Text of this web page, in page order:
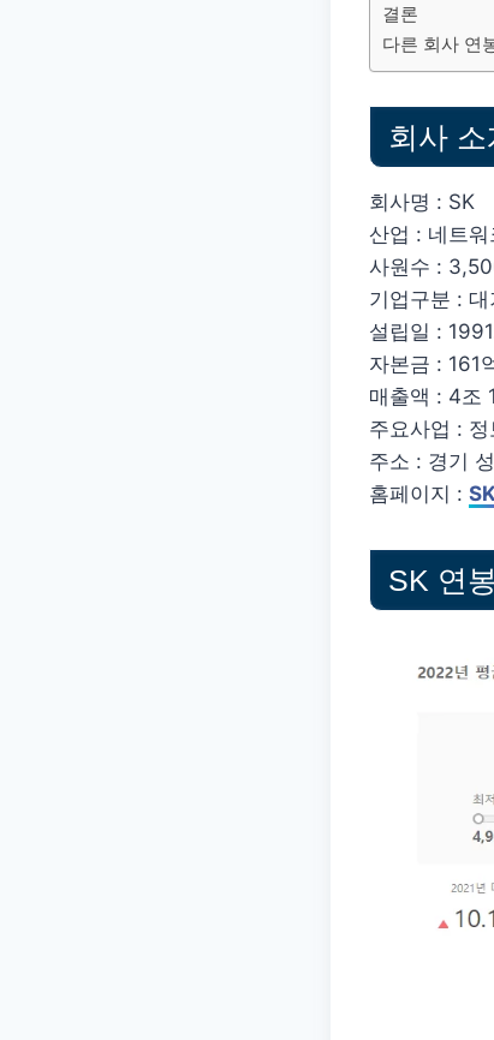
결론
다른 회사 연
회사 소
회사명 : SK
산업 : 네트워
사원수 :
기업구분 : 대
설립일 :
자본금 : 161
매출액 : 4조
주요사업 : 정
주소 : 경기
홈페이지 :
SK 연